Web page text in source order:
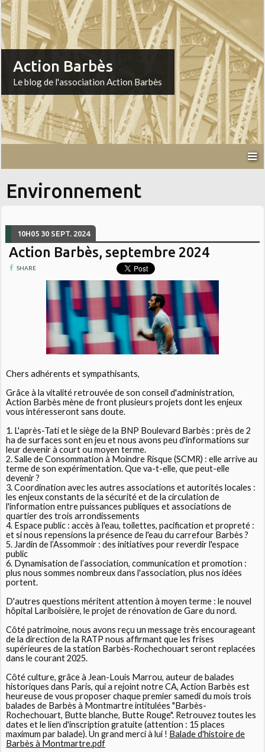
Action Barbès
Le blog de l'association Action Barbès
Environnement
10H05 30 SEPT. 2024
Action Barbès, septembre 2024
SHARE
Chers adhérents et sympathisants,
Grâce à la vitalité retrouvée de son conseil d'administration,
Action Barbès mène de front plusieurs projets dont les enjeux
vous intéresseront sans doute.
1. L'après-Tati et le siège de la BNP Boulevard Barbès : près de 2
ha de surfaces sont en jeu et nous avons peu d'informations sur
leur devenir à court ou moyen terme.
2. Salle de Consommation à Moindre Risque (SCMR) : elle arrive au
terme de son expérimentation. Que va-t-elle, que peut-elle
devenir ?
3. Coordination avec les autres associations et autorités locales :
les enjeux constants de la sécurité et de la circulation de
l'information entre puissances publiques et associations de
quartier des trois arrondissements
4. Espace public : accès à l'eau, toilettes, pacification et propreté :
et si nous repensions la présence de l'eau du carrefour Barbès ?
5. Jardin de l’Assommoir : des initiatives pour reverdir l'espace
public
6. Dynamisation de l’association, communication et promotion :
plus nous sommes nombreux dans l'association, plus nos idées
portent.
D'autres questions méritent attention à moyen terme : le nouvel
hôpital Lariboisière, le projet de rénovation de Gare du nord.
Côté patrimoine, nous avons reçu un message très encourageant
de la direction de la RATP nous affirmant que les frises
supérieures de la station Barbès-Rochechouart seront replacées
dans le courant 2025.
Côté culture, grâce à Jean-Louis Marrou, auteur de balades
historiques dans Paris, qui a rejoint notre CA, Action Barbès est
heureuse de vous proposer chaque premier samedi du mois trois
balades de Barbès à Montmartre intitulées "Barbès-
Rochechouart, Butte blanche, Butte Rouge". Retrouvez toutes les
dates et le lien d'inscription gratuite (attention : 15 places
maximum par balade). Un grand merci à lui ! Balade d'histoire de
Barbès à Montmartre.pdf